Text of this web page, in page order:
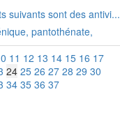
suivants sont des antivi...
pantothénate,
11 12 13 14 15 16 17
24 25 26 27 28 29 30
34 35 36 37